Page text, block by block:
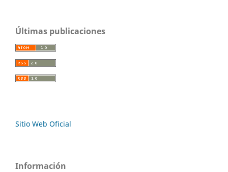
Últimas publicaciones
Sitio Web Oficial
Información